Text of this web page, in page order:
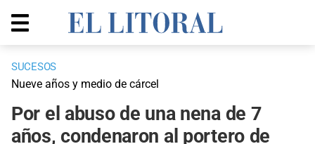
SUCESOS
Nueve años y medio de cárcel
Por el abuso de una nena de 7
años, condenaron al portero de